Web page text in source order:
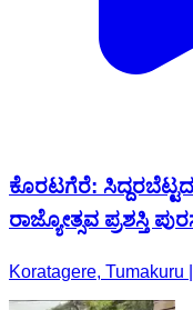
ಕೊರಟಗೆರೆ:
ರಾಜ್ಯೋತ್ಸವ ಪ್ರಶಸ್ತಿ
Koratagere, Tumakuru